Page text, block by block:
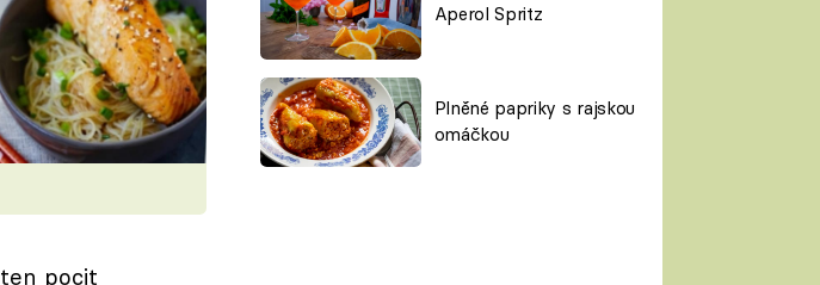
pocit
Aperol Spritz
Plněné papriky s rajskou
omáčkou